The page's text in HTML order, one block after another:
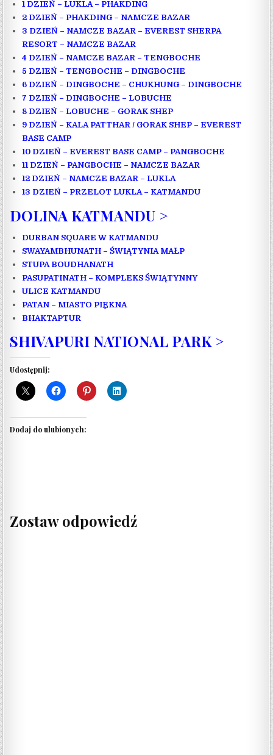
1 DZIEŃ – LUKLA – PHAKDING
2 DZIEŃ – PHAKDING – NAMCZE BAZAR
3 DZIEŃ – NAMCZE BAZAR – EVEREST SHERPA
RESORT – NAMCZE BAZAR
4 DZIEŃ – NAMCZE BAZAR – TENGBOCHE
5 DZIEŃ – TENGBOCHE – DINGBOCHE
6 DZIEŃ – DINGBOCHE – CHUKHUNG – DINGBOCHE
7 DZIEŃ – DINGBOCHE – LOBUCHE
8 DZIEŃ – LOBUCHE – GORAK SHEP
9 DZIEŃ – KALA PATTHAR / GORAK SHEP – EVEREST
BASE CAMP
10 DZIEŃ – EVEREST BASE CAMP – PANGBOCHE
11 DZIEŃ – PANGBOCHE – NAMCZE BAZAR
12 DZIEŃ – NAMCZE BAZAR – LUKLA
13 DZIEŃ – PRZELOT LUKLA – KATMANDU
DOLINA KATMANDU >
DURBAN SQUARE W KATMANDU
SWAYAMBHUNATH – ŚWIĄTYNIA MAŁP
STUPA BOUDHANATH
PASUPATINATH – KOMPLEKS ŚWIĄTYNNY
ULICE KATMANDU
PATAN – MIASTO PIĘKNA
BHAKTAPTUR
SHIVAPURI NATIONAL PARK >
Udostępnij:
Dodaj do ulubionych:
Zostaw odpowiedź